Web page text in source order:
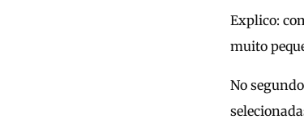
Explico:
muito
No